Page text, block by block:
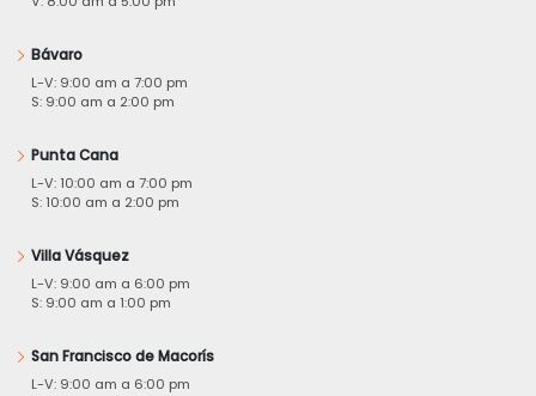
Bávaro
L-V: 9:00 am a 7:00 pm
S: 9:00 am a 2:00 pm
Punta Cana
L-V: 10:00 am a 7:00 pm
S: 10:00 am a 2:00 pm
Villa Vásquez
L-V: 9:00 am a 6:00 pm
S: 9:00 am a 1:00 pm
San Francisco de Macorís
L-V: 9:00 am a 6:00 pm